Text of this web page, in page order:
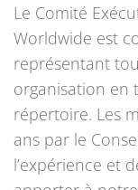
Le Comité
Worldwide est
représentant
organisation en
répertoire. Les
ans par le
l’expérience et